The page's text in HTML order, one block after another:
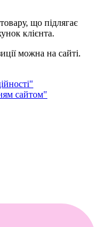
що підлягає
клієнта.
можна на сайті.
сайтом"